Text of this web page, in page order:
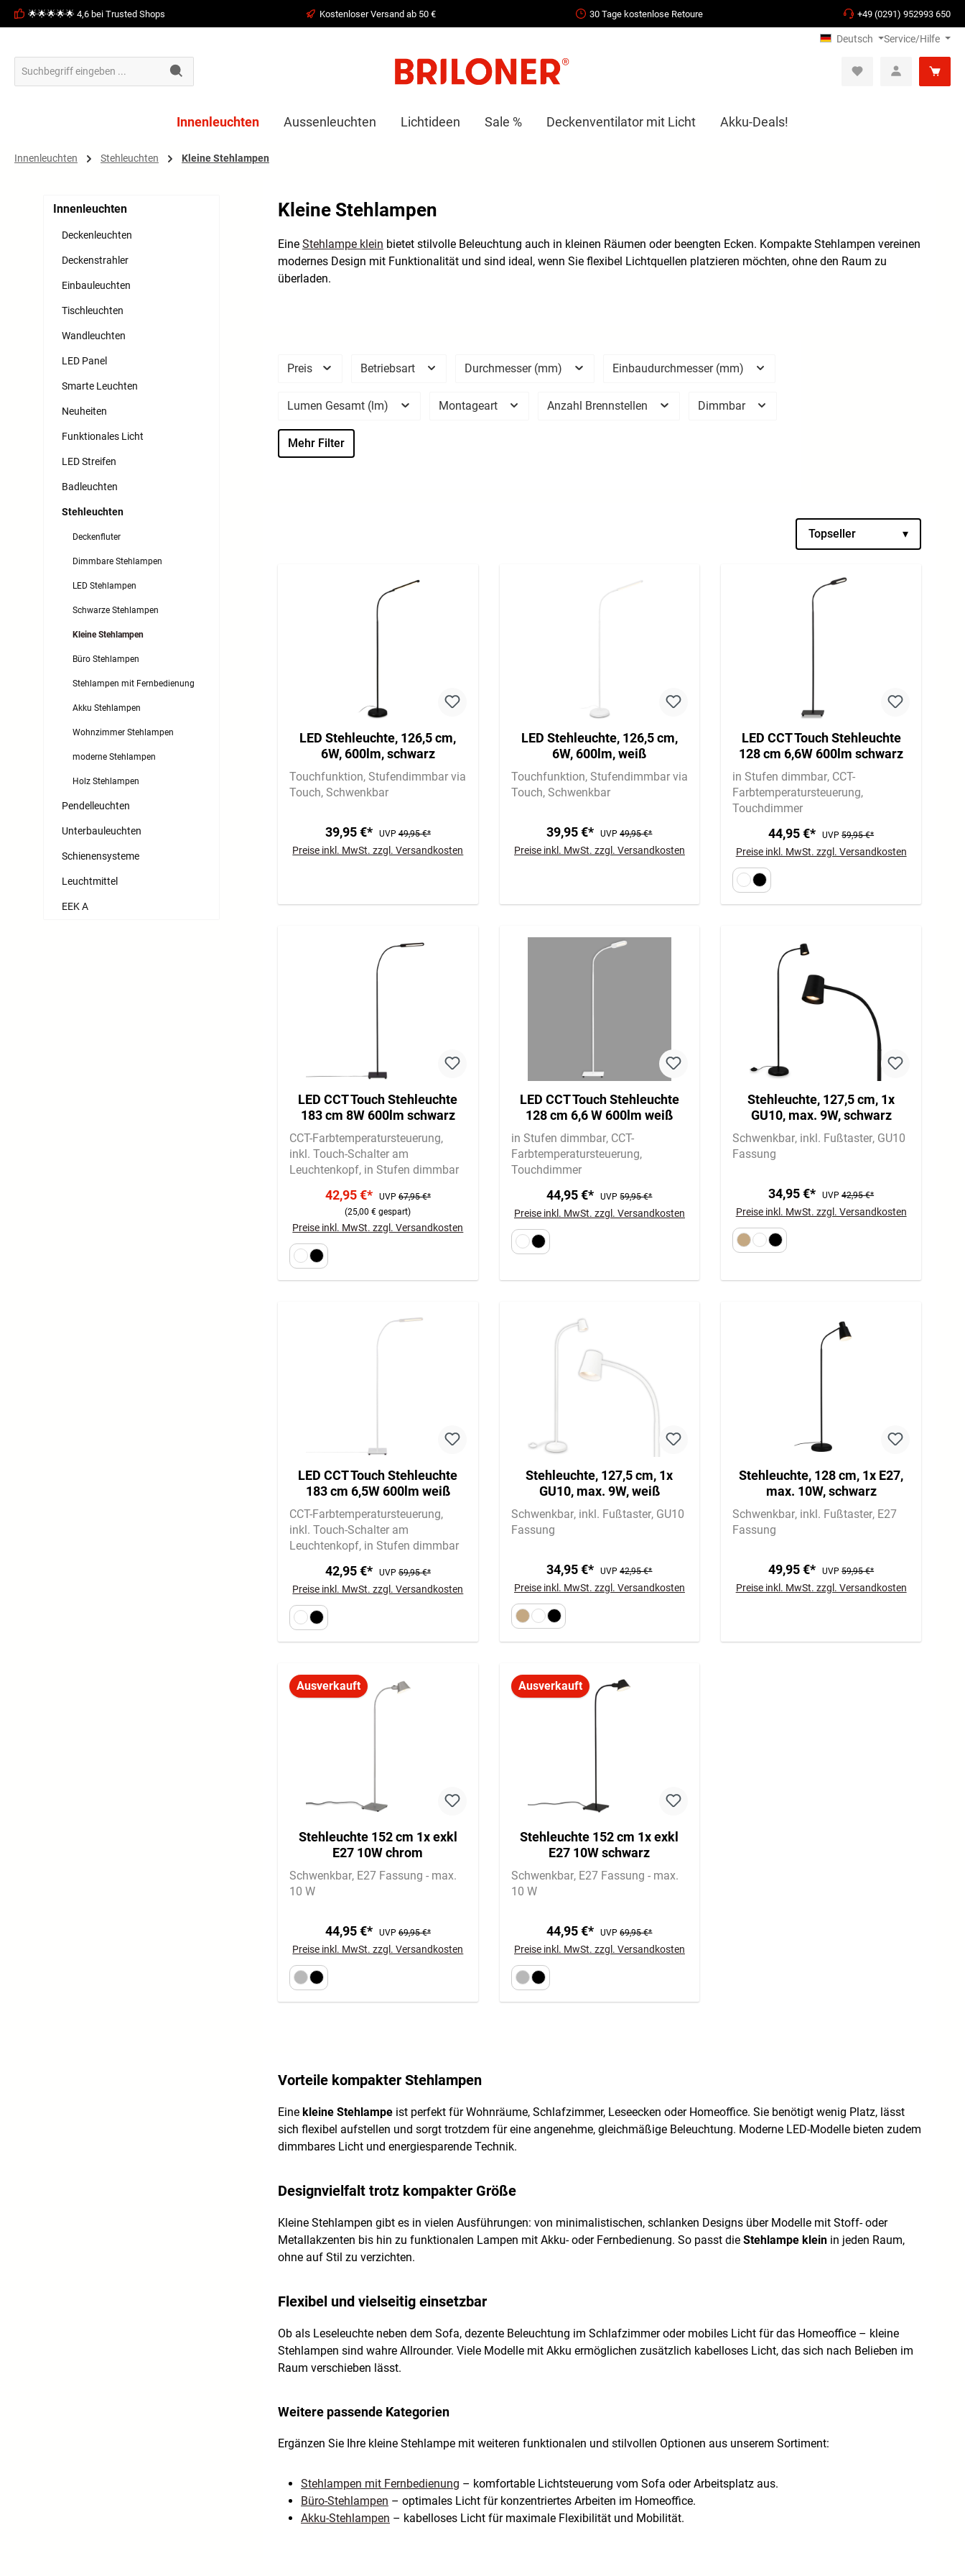
Zur Hauptnavigation springen
🌟🌟🌟🌟🌟 4,6 bei Trusted Shops Kostenloser Versand ab 50 € 30 Tage kostenlose Retoure +49 (0291) 952993 650
Deutsch Service/Hilfe
Innenleuchten Aussenleuchten Lichtideen Sale % Deckenventilator mit Licht Akku-Deals!
Innenleuchten Stehleuchten Kleine Stehlampen
Innenleuchten
Deckenleuchten
Deckenstrahler
Einbauleuchten
Tischleuchten
Wandleuchten
LED Panel
Smarte Leuchten
Neuheiten
Funktionales Licht
LED Streifen
Badleuchten
Stehleuchten
Deckenfluter
Dimmbare Stehlampen
LED Stehlampen
Schwarze Stehlampen
Kleine Stehlampen
Büro Stehlampen
Stehlampen mit Fernbedienung
Akku Stehlampen
Wohnzimmer Stehlampen
moderne Stehlampen
Holz Stehlampen
Pendelleuchten
Unterbauleuchten
Schienensysteme
Leuchtmittel
EEK A
Kleine Stehlampen
Eine Stehlampe klein bietet stilvolle Beleuchtung auch in kleinen Räumen oder beengten Ecken. Kompakte Stehlampen vereinen
modernes Design mit Funktionalität und sind ideal, wenn Sie flexibel Lichtquellen platzieren möchten, ohne den Raum zu
überladen.
Preis Betriebsart Durchmesser (mm) Einbaudurchmesser (mm)
Lumen Gesamt (lm) Montageart Anzahl Brennstellen Dimmbar
Mehr Filter
Topseller ▾
LED Stehleuchte, 126,5 cm,
6W, 600lm, schwarz
Touchfunktion Stufendimmbar via
Touch Schwenkbar
39,95 €* UVP49,95 €*
Preise inkl. MwSt. zzgl. Versandkosten
LED Stehleuchte, 126,5 cm,
6W, 600lm, weiß
Touchfunktion Stufendimmbar via
Touch Schwenkbar
39,95 €* UVP49,95 €*
Preise inkl. MwSt. zzgl. Versandkosten
LED CCT Touch Stehleuchte
128 cm 6,6W 600lm schwarz
in Stufen dimmbar CCT-
Farbtemperatursteuerung
Touchdimmer
44,95 €* UVP59,95 €*
Preise inkl. MwSt. zzgl. Versandkosten
LED CCT Touch Stehleuchte
183 cm 8W 600lm schwarz
CCT-Farbtemperatursteuerung
inkl. Touch-Schalter am
Leuchtenkopf in Stufen dimmbar
42,95 €* UVP67,95 €*
(25,00 € gespart)
Preise inkl. MwSt. zzgl. Versandkosten
LED CCT Touch Stehleuchte
128 cm 6,6 W 600lm weiß
in Stufen dimmbar CCT-
Farbtemperatursteuerung
Touchdimmer
44,95 €* UVP59,95 €*
Preise inkl. MwSt. zzgl. Versandkosten
Stehleuchte, 127,5 cm, 1x
GU10, max. 9W, schwarz
Schwenkbar inkl. Fußtaster GU10
Fassung
34,95 €* UVP42,95 €*
Preise inkl. MwSt. zzgl. Versandkosten
LED CCT Touch Stehleuchte
183 cm 6,5W 600lm weiß
CCT-Farbtemperatursteuerung
inkl. Touch-Schalter am
Leuchtenkopf in Stufen dimmbar
42,95 €* UVP59,95 €*
Preise inkl. MwSt. zzgl. Versandkosten
Stehleuchte, 127,5 cm, 1x
GU10, max. 9W, weiß
Schwenkbar inkl. Fußtaster GU10
Fassung
34,95 €* UVP42,95 €*
Preise inkl. MwSt. zzgl. Versandkosten
Stehleuchte, 128 cm, 1x E27,
max. 10W, schwarz
Schwenkbar inkl. Fußtaster E27
Fassung
49,95 €* UVP59,95 €*
Preise inkl. MwSt. zzgl. Versandkosten
Ausverkauft
Stehleuchte 152 cm 1x exkl
E27 10W chrom
Schwenkbar E27 Fassung - max.
10 W
44,95 €* UVP69,95 €*
Preise inkl. MwSt. zzgl. Versandkosten
Ausverkauft
Stehleuchte 152 cm 1x exkl
E27 10W schwarz
Schwenkbar E27 Fassung - max.
10 W
44,95 €* UVP69,95 €*
Preise inkl. MwSt. zzgl. Versandkosten
Vorteile kompakter Stehlampen
Eine kleine Stehlampe ist perfekt für Wohnräume, Schlafzimmer, Leseecken oder Homeoffice. Sie benötigt wenig Platz, lässt
sich flexibel aufstellen und sorgt trotzdem für eine angenehme, gleichmäßige Beleuchtung. Moderne LED-Modelle bieten zudem
dimmbares Licht und energiesparende Technik.
Designvielfalt trotz kompakter Größe
Kleine Stehlampen gibt es in vielen Ausführungen: von minimalistischen, schlanken Designs über Modelle mit Stoff- oder
Metallakzenten bis hin zu funktionalen Lampen mit Akku- oder Fernbedienung. So passt die Stehlampe klein in jeden Raum,
ohne auf Stil zu verzichten.
Flexibel und vielseitig einsetzbar
Ob als Leseleuchte neben dem Sofa, dezente Beleuchtung im Schlafzimmer oder mobiles Licht für das Homeoffice – kleine
Stehlampen sind wahre Allrounder. Viele Modelle mit Akku ermöglichen zusätzlich kabelloses Licht, das sich nach Belieben im
Raum verschieben lässt.
Weitere passende Kategorien
Ergänzen Sie Ihre kleine Stehlampe mit weiteren funktionalen und stilvollen Optionen aus unserem Sortiment:
Stehlampen mit Fernbedienung – komfortable Lichtsteuerung vom Sofa oder Arbeitsplatz aus.
Büro-Stehlampen – optimales Licht für konzentriertes Arbeiten im Homeoffice.
Akku-Stehlampen – kabelloses Licht für maximale Flexibilität und Mobilität.